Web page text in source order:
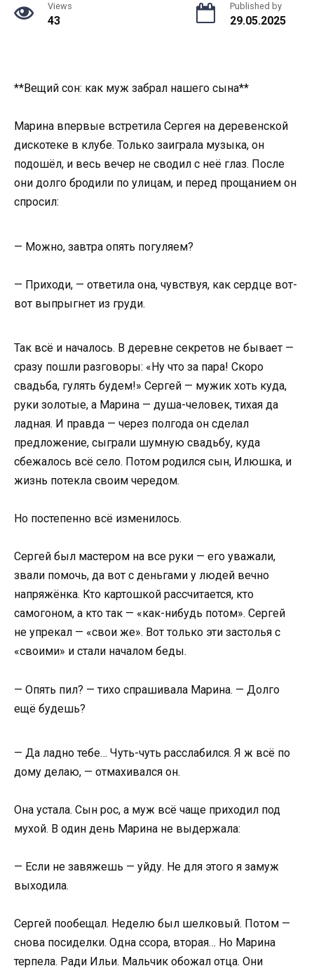
Views
43
Published by
29.05.2025
**Вещий сон: как муж забрал нашего сына**
Марина впервые встретила Сергея на деревенской
дискотеке в клубе. Только заиграла музыка, он
подошёл, и весь вечер не сводил с неё глаз. После
они долго бродили по улицам, и перед прощанием он
спросил:
— Можно, завтра опять погуляем?
— Приходи, — ответила она, чувствуя, как сердце вот-
вот выпрыгнет из груди.
Так всё и началось. В деревне секретов не бывает —
сразу пошли разговоры: «Ну что за пара! Скоро
свадьба, гулять будем!» Сергей — мужик хоть куда,
руки золотые, а Марина — душа-человек, тихая да
ладная. И правда — через полгода он сделал
предложение, сыграли шумную свадьбу, куда
сбежалось всё село. Потом родился сын, Илюшка, и
жизнь потекла своим чередом.
Но постепенно всё изменилось.
Сергей был мастером на все руки — его уважали,
звали помочь, да вот с деньгами у людей вечно
напряжёнка. Кто картошкой рассчитается, кто
самогоном, а кто так — «как-нибудь потом». Сергей
не упрекал — «свои же». Вот только эти застолья с
«своими» и стали началом беды.
— Опять пил? — тихо спрашивала Марина. — Долго
ещё будешь?
— Да ладно тебе… Чуть-чуть расслабился. Я ж всё по
дому делаю, — отмахивался он.
Она устала. Сын рос, а муж всё чаще приходил под
мухой. В один день Марина не выдержала:
— Если не завяжешь — уйду. Не для этого я замуж
выходила.
Сергей пообещал. Неделю был шелковый. Потом —
снова посиделки. Одна ссора, вторая… Но Марина
терпела. Ради Ильи. Мальчик обожал отца. Они